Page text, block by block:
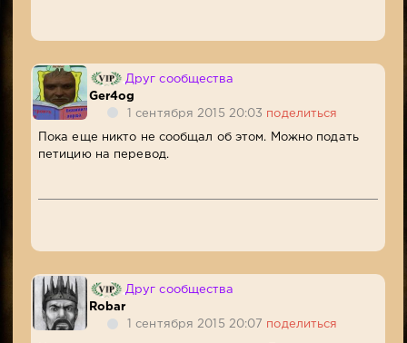
Друг сообщества
Ger4og
1 сентября 2015 20:03 поделиться
Пока еще никто не сообщал об этом. Можно подать
петицию на перевод.
Друг сообщества
Robar
1 сентября 2015 20:07
поделиться